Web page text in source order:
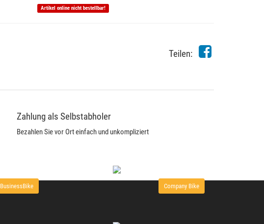
Artikel online nicht bestellbar!
Teilen:
Zahlung als Selbstabholer
Bezahlen Sie vor Ort einfach und unkompliziert
BusinessBike Company Bike